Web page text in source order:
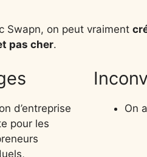
Swapn, on peut vraiment
pas cher.
d’entreprise
pour les
On